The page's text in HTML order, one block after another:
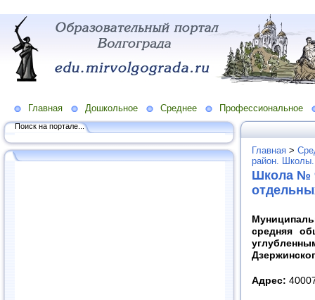
Главная Дошкольное Среднее Профессиональное
Поиск на портале...
Главная >
район. Школы.
Школа №
средняя
Адрес: